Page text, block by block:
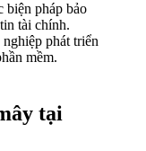
biện pháp bảo
tài chính.
phát triển
mềm.
tại